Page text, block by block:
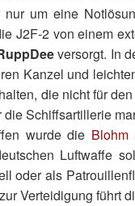
um eine
J2F-2 von einem
versorgt. In
Kanzel und
die nicht für
die Schiffsartillerie
wurde die Blohm
Luftwaffe
oder als
Verteidigung führt